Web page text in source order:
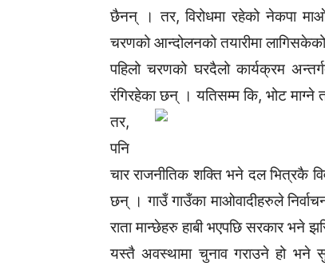
छैनन् । तर, विरोधमा रहेको नेकपा
चरणको आन्दोलनको तयारीमा
पहिलो चरणको घरदैलो कार्यक्रम
रंगिरहेका छन् । यतिसम्म कि, भोट माग्ने
तर,
पनि
चार राजनीतिक शक्ति भने दल भित्रकै
छन् । गाउँ गाउँका माओवादीहरुले
राता मान्छेहरु हाबी भएपछि सरकार भने
यस्तै अवस्थामा चुनाव गराउने हो भने